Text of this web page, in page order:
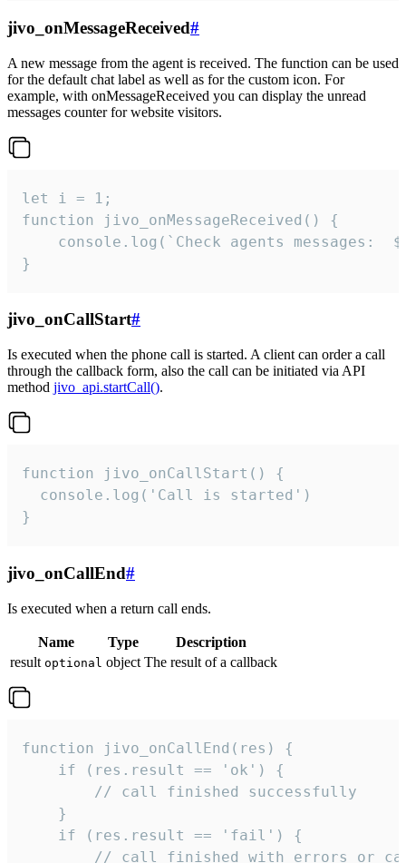
jivo_onMessageReceived#
A new message from the agent is received. The function can be used
for the default chat label as well as for the custom icon. For
example, with onMessageReceived you can display the unread
messages counter for website visitors.
let i = 1;
function jivo_onMessageReceived() {
}
jivo_onCallStart#
Is executed when the phone call is started. A client can order a call
through the callback form, also the call can be initiated via API
method jivo_api.startCall().
function jivo_onCallStart() {
  console.log('Call is started')
}
jivo_onCallEnd#
Is executed when a return call ends.
Name Type
Description
result optional object The result of a callback
function jivo_onCallEnd(res) {
    if (res.result == 'ok') {
        // call finished successfully
    }
    if (res.result == 'fail') {
// call finished with errors or